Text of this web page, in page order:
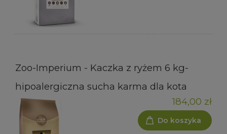
Zoo-Imperium - Kaczka z ryżem 6 kg-
hipoalergiczna sucha karma dla kota
184,00 zł
Do koszyka